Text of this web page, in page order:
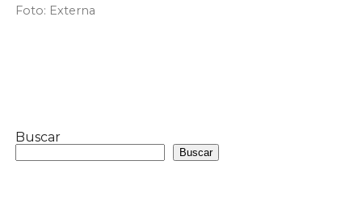
Foto: Externa
Buscar
Buscar